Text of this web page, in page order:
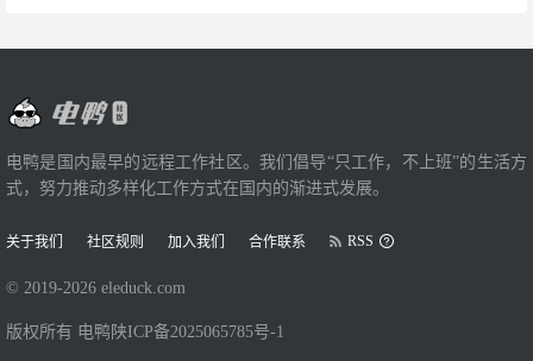
电鸭是国内最早的远程工作社区。我们倡导“只工作，不上班”的生活方
式，努力推动多样化工作方式在国内的渐进式发展。
关于我们 社区规则 加入我们 合作联系 RSS
© 2019-2026 eleduck.com
版权所有 电鸭 陕ICP备2025065785号-1